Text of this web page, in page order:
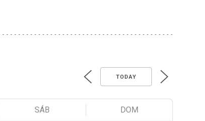
TODAY
SÁB DOM